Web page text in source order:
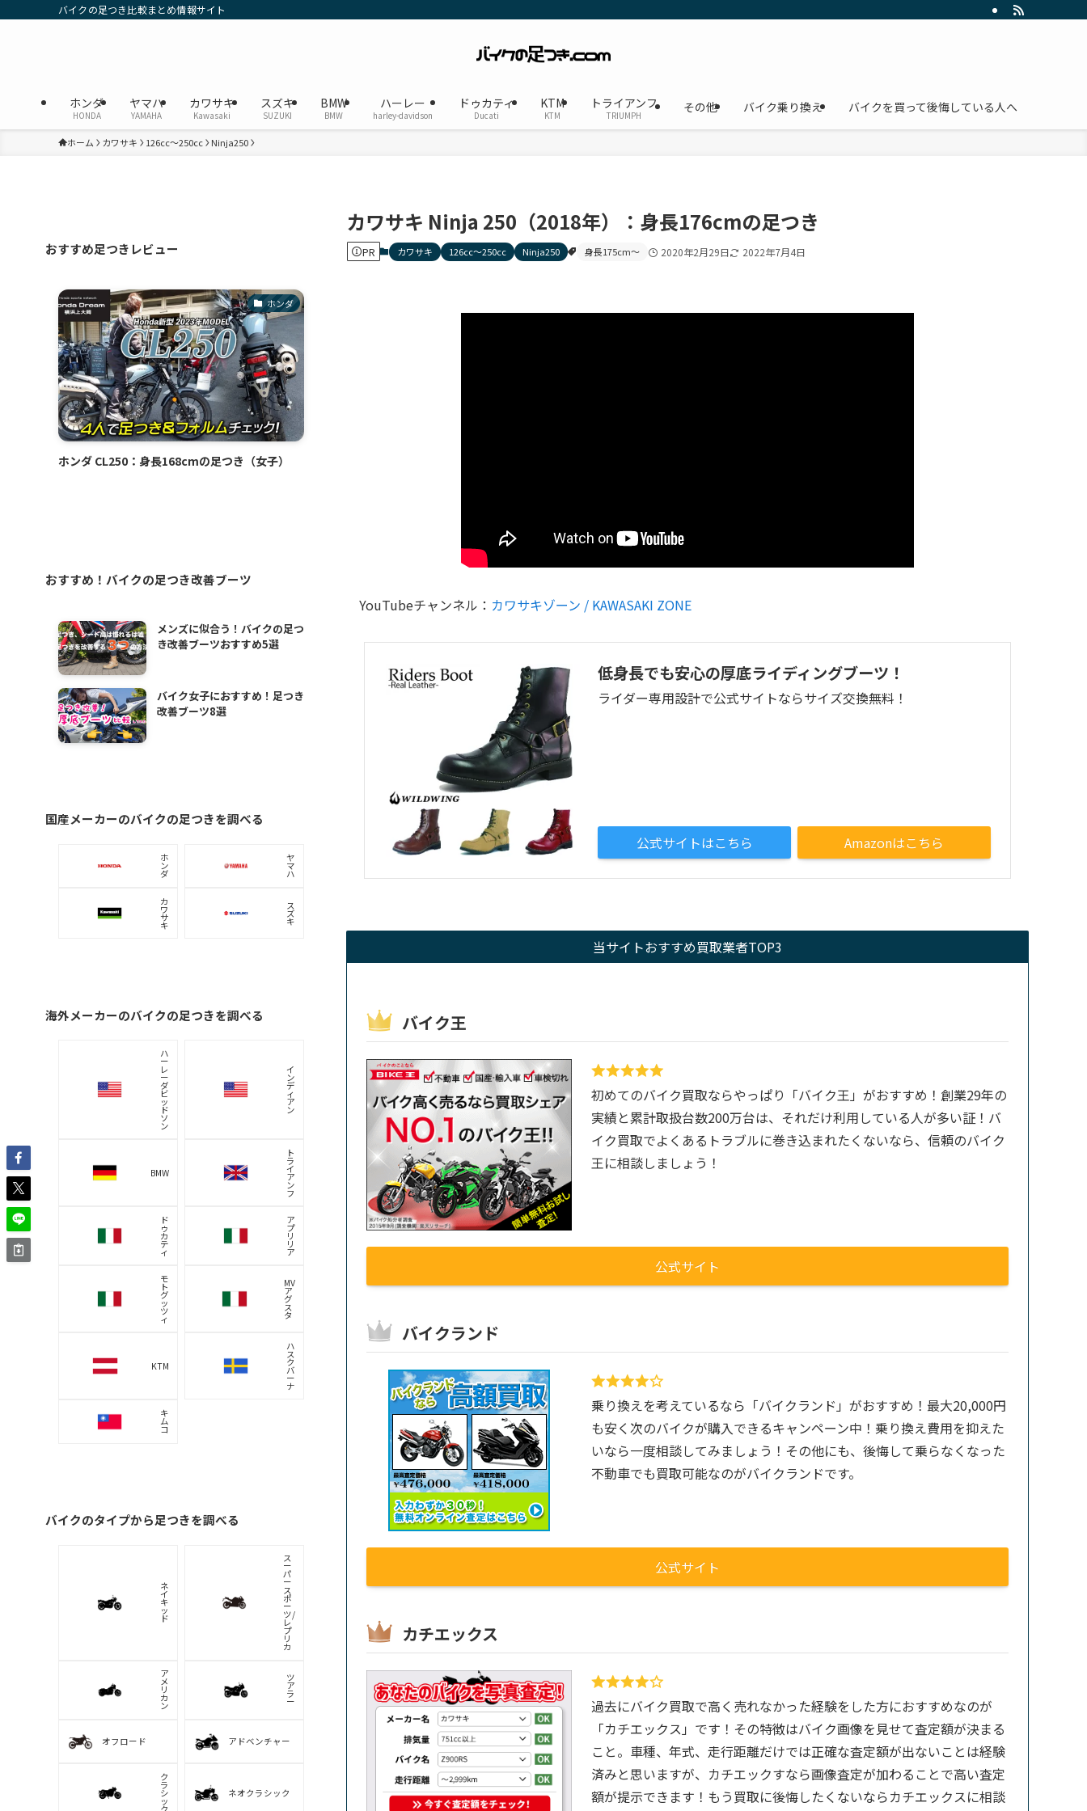
バイクの足つき比較まとめ情報サイト
ホンダ
HONDA
ヤマハ
YAMAHA
カワサキ
Kawasaki
スズキ
SUZUKI
BMW
BMW
ハーレー
harley-davidson
ドゥカティ
Ducati
KTM
KTM
トライアンフ
TRIUMPH
その他 バイク乗り換え バイクを買って後悔している人へ
ホーム カワサキ 126cc〜250cc Ninja250
カワサキ Ninja 250（2018年）：身長176cmの足つき
PR カワサキ 126cc〜250cc Ninja250 身長175cm〜 2020年2月29日 2022年7月4日
YouTubeチャンネル： カワサキゾーン / KAWASAKI ZONE
低身長でも安心の厚底ライディングブーツ！
ライダー専用設計で公式サイトならサイズ交換無料！
公式サイトはこちら Amazonはこちら
当サイトおすすめ買取業者TOP3
バイク王
初めてのバイク買取ならやっぱり「バイク王」がおすすめ！創業29年の
実績と累計取扱台数200万台は、それだけ利用している人が多い証！バ
イク買取でよくあるトラブルに巻き込まれたくないなら、信頼のバイク
王に相談しましょう！
公式サイト
バイクランド
乗り換えを考えているなら「バイクランド」がおすすめ！最大20,000円
も安く次のバイクが購入できるキャンペーン中！乗り換え費用を抑えた
いなら一度相談してみましょう！その他にも、後悔して乗らなくなった
不動車でも買取可能なのがバイクランドです。
公式サイト
カチエックス
過去にバイク買取で高く売れなかった経験をした方におすすめなのが
「カチエックス」です！その特徴はバイク画像を見せて査定額が決まる
こと。車種、年式、走行距離だけでは正確な査定額が出ないことは経験
済みと思いますが、カチエックすなら画像査定が加わることで高い査定
額が提示できます！もう買取に後悔したくないならカチエックスに相談
おすすめ足つきレビュー
おすすめ！バイクの足つき改善ブーツ
メンズに似合う！バイクの足つ
き改善ブーツおすすめ5選
バイク女子におすすめ！足つき
国産メーカーのバイクの足つきを調べる
ヤ
マ
ハ
キ
ス
ッ
ド
ソ
ン
イ
ン
デ
ィ
ア
ン
ト
ラ
イ
フ
ド
ゥ
ア
ト
グ
ッ
ツ
ィ
ス
タ